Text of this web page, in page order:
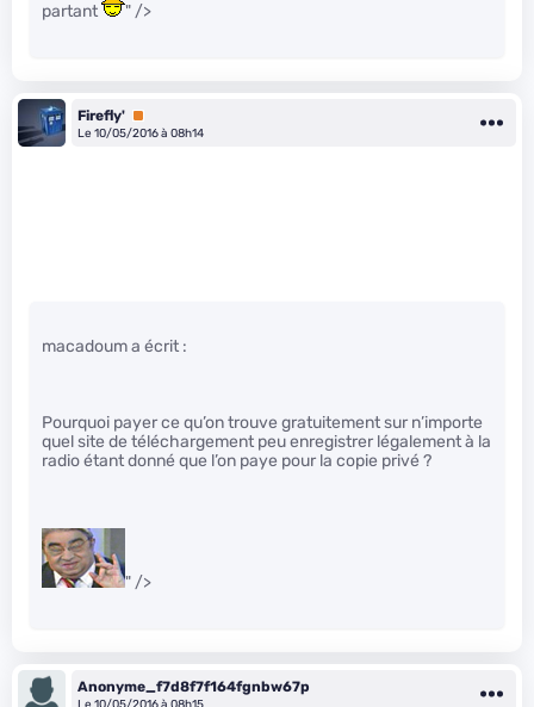
partant
" />
Firefly' Premium
Le 10/05/2016 à 08h14
macadoum a écrit :
Pourquoi payer ce qu’on trouve gratuitement sur n’importe
quel site de téléchargement peu enregistrer légalement à la
radio étant donné que l’on paye pour la copie privé ?
" />
Anonyme_f7d8f7f164fgnbw67p